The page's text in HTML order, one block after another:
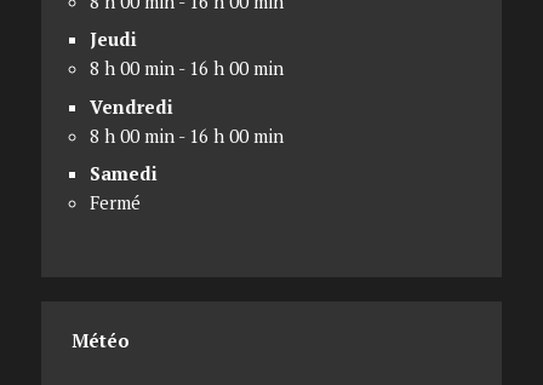
Jeudi
8 h 00 min - 16 h 00 min
Vendredi
8 h 00 min - 16 h 00 min
Samedi
Fermé
Météo